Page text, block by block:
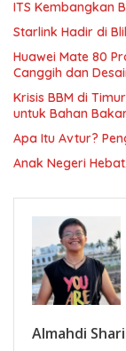
ITS Kembangkan
Starlink Hadir di
Huawei Mate 80
Canggih dan
Krisis BBM di
untuk Bahan
Apa Itu Avtur?
Anak Negeri
Almahdi